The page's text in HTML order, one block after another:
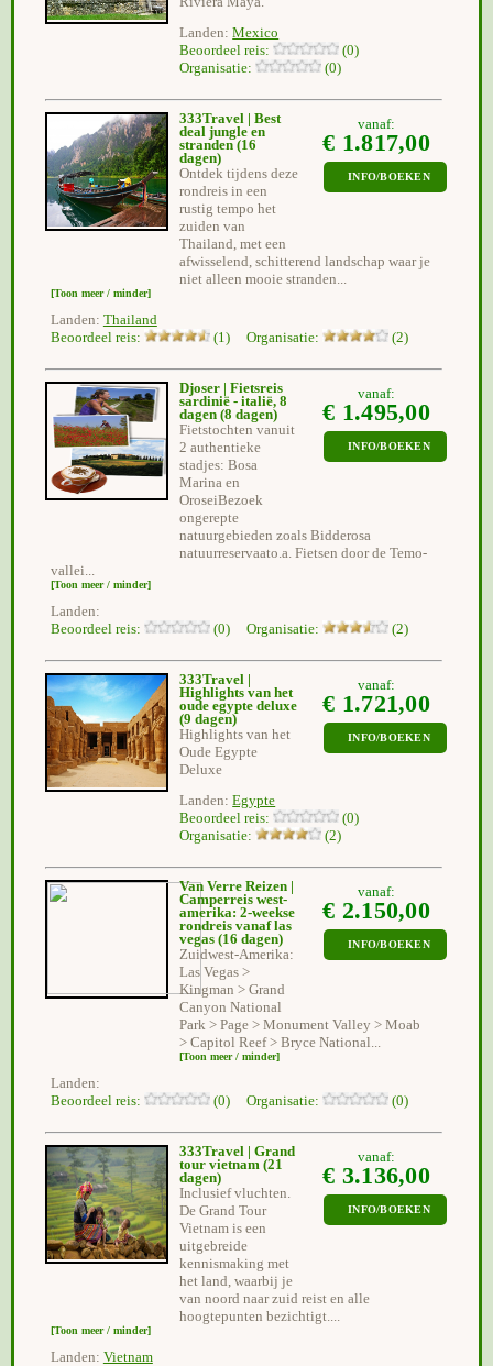
Landen:Mexico
Beoordeel reis:
(0)
Organisatie:
(0)
vanaf:
€ 1.817,00
INFO/BOEKEN
333Travel | Best
deal jungle en
stranden (16
dagen)
Ontdek tijdens deze
rondreis in een
rustig tempo het
zuiden van
Thailand, met een
afwisselend, schitterend landschap waar je
niet alleen mooie stranden...
[Toon meer / minder]
Landen: Thailand
Beoordeel reis:
(1) Organisatie: (2)
vanaf:
€ 1.495,00
INFO/BOEKEN
Djoser | Fietsreis
sardinië - italië, 8
dagen (8 dagen)
Fietstochten vanuit
2 authentieke
stadjes: Bosa
Marina en
OroseiBezoek
ongerepte
natuurgebieden zoals Bidderosa
natuurreservaato.a. Fietsen door de Temo-
vallei...
[Toon meer / minder]
Landen:
Beoordeel reis:
(0) Organisatie: (2)
vanaf:
€ 1.721,00
INFO/BOEKEN
333Travel |
Highlights van het
oude egypte deluxe
(9 dagen)
Highlights van het
Oude Egypte
Deluxe
Landen:Egypte
Beoordeel reis:
(0)
Organisatie:
(2)
vanaf:
€ 2.150,00
INFO/BOEKEN
Van Verre Reizen |
Camperreis west-
amerika: 2-weekse
rondreis vanaf las
vegas (16 dagen)
Zuidwest-Amerika:
Las Vegas >
Kingman > Grand
Canyon National
Park > Page > Monument Valley > Moab
> Capitol Reef > Bryce National...
[Toon meer / minder]
Landen:
Beoordeel reis:
(0) Organisatie: (0)
vanaf:
€ 3.136,00
INFO/BOEKEN
333Travel | Grand
tour vietnam (21
dagen)
Inclusief vluchten.
De Grand Tour
Vietnam is een
uitgebreide
kennismaking met
het land, waarbij je
van noord naar zuid reist en alle
hoogtepunten bezichtigt....
[Toon meer / minder]
Landen: Vietnam